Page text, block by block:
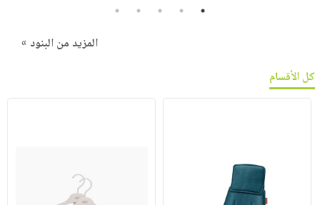
1
2
3
4
5
المزيد من البنود »
كل الأقسام